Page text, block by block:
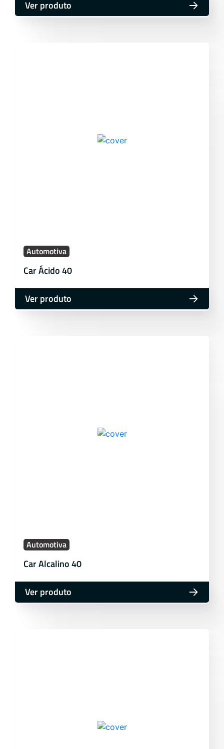
Ver produto
Automotiva
Car Ácido 40
Ver produto
Automotiva
Car Alcalino 40
Ver produto